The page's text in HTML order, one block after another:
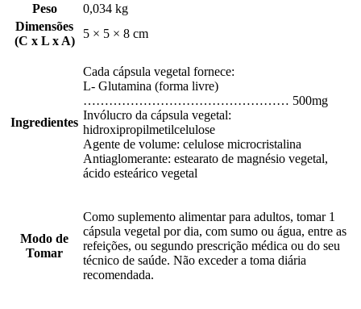
Peso
0,034 kg
Dimensões
(C x L x A)
5 × 5 × 8 cm
Ingredientes
Cada cápsula vegetal fornece:
L- Glutamina (forma livre)
………………………………………… 500mg
Invólucro da cápsula vegetal:
hidroxipropilmetilcelulose
Agente de volume: celulose microcristalina
Antiaglomerante: estearato de magnésio vegetal,
ácido esteárico vegetal
Modo de
Tomar
Como suplemento alimentar para adultos, tomar 1
cápsula vegetal por dia, com sumo ou água, entre as
refeições, ou segundo prescrição médica ou do seu
técnico de saúde. Não exceder a toma diária
recomendada.